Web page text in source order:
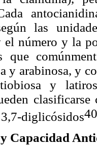
las
el número y la
que
y arabinosa, y
y
diglicósidos
Capacidad